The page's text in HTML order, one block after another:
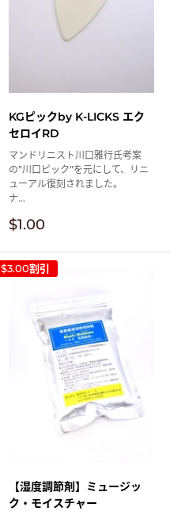
KGピックby K-LICKS エク
セロイRD
マンドリニスト川口雅行氏考案
の”川口ピック”を元にして、リニ
ューアル復刻されました。
ナ...
販
価
格
$1.00
$3.00割引
【湿度調節剤】ミュージッ
ク・モイスチャー